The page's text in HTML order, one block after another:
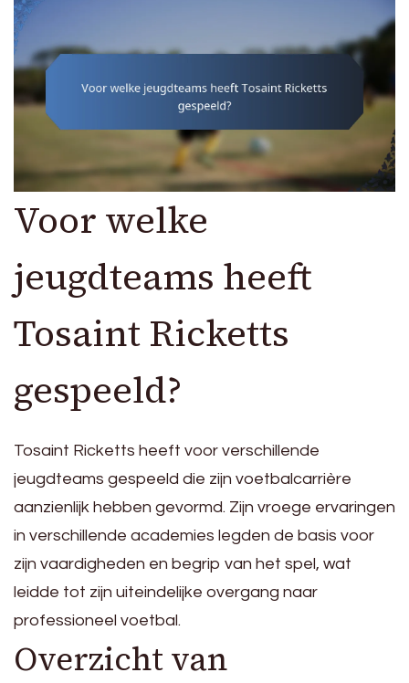
Voor welke
jeugdteams heeft
Tosaint Ricketts
gespeeld?
Tosaint Ricketts heeft voor verschillende
jeugdteams gespeeld die zijn voetbalcarrière
aanzienlijk hebben gevormd. Zijn vroege ervaringen
in verschillende academies legden de basis voor
zijn vaardigheden en begrip van het spel, wat
leidde tot zijn uiteindelijke overgang naar
professioneel voetbal.
Overzicht van